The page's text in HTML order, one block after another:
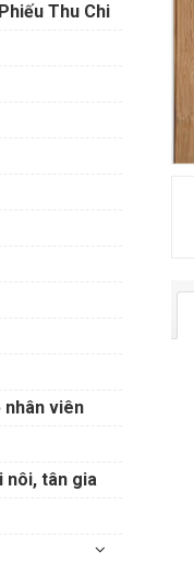
Thu Chi
nhân viên
nôi, tân gia